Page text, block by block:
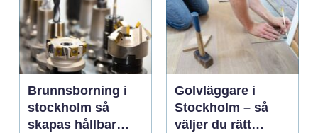
Brunnsborning i
stockholm så
skapas hållbar
Golvläggare i
Stockholm – så
väljer du rätt